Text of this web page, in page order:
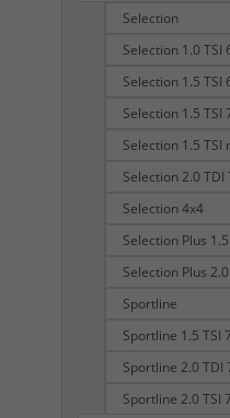
Selection
Selection 1.0 TSI
Selection 1.5 TSI
Selection 1.5 TSI
Selection 1.5 TSI
Selection 2.0 TDI
Selection 4x4
Selection Plus
Selection Plus
Sportline
Sportline 1.5 TSI
Sportline 2.0 TDI
Sportline 2.0 TSI